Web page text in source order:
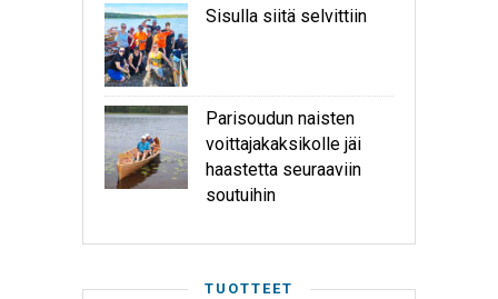
Sisulla siitä selvittiin
Parisoudun naisten
voittajakaksikolle jäi
haastetta seuraaviin
soutuihin
TUOTTEET